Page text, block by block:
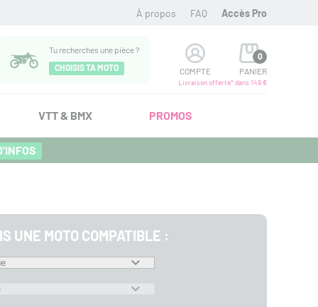
À propos FAQ Accès Pro
Tu recherches une pièce ?
CHOISIS TA MOTO
COMPTE
0
PANIER
Livraison offerte* dans 149 €
VTT & BMX PROMOS
UNE MOTO COMPATIBLE :